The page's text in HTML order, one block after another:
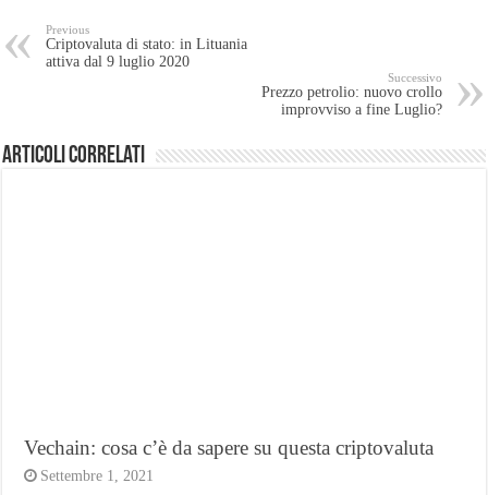
Previous
Criptovaluta di stato: in Lituania
attiva dal 9 luglio 2020
Successivo
Prezzo petrolio: nuovo crollo
improvviso a fine Luglio?
Articoli Correlati
Vechain: cosa c’è da sapere su questa criptovaluta
Settembre 1, 2021